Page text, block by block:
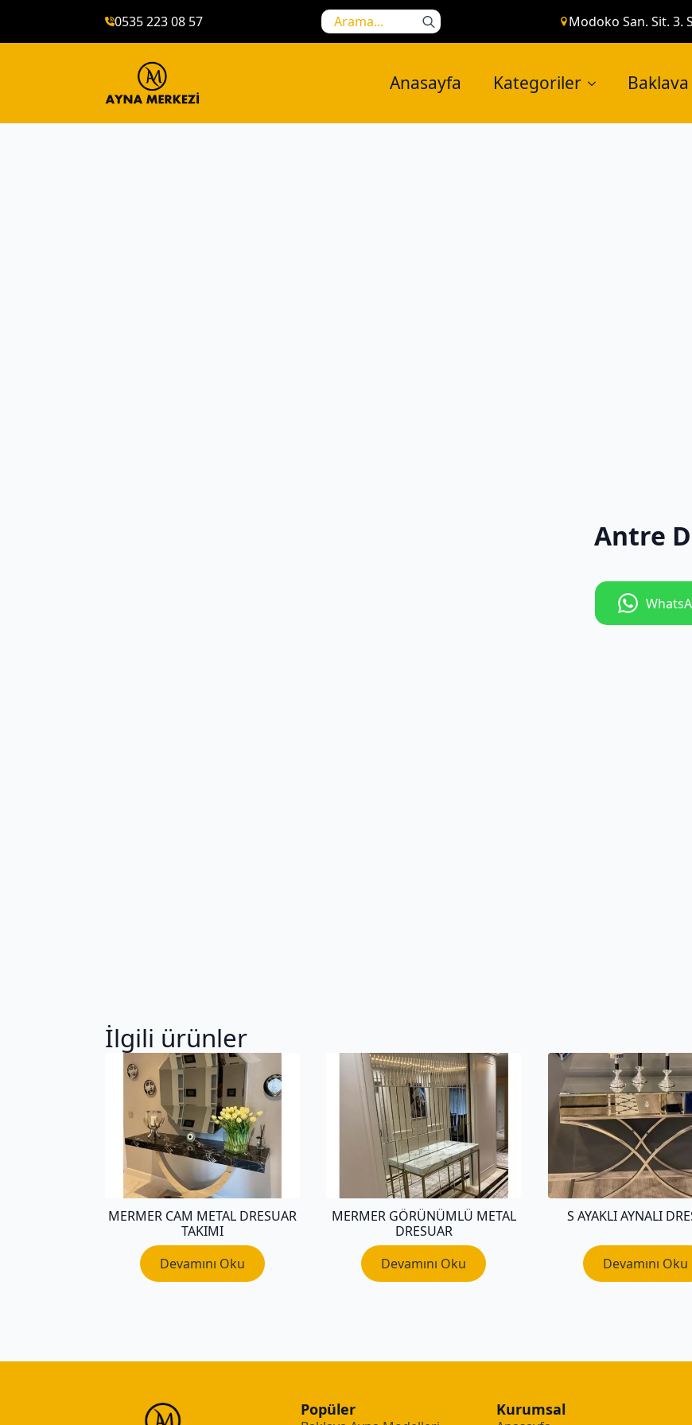
0535 223 08 57
Search
for:
Modoko San. Sit. 3.
Anasayfa Kategoriler
Antre
İlgili ürünler
MERMER CAM METAL DRESUAR
TAKIMI
Devamını Oku
MERMER GÖRÜNÜMLÜ METAL
DRESUAR
Devamını Oku
S AYAKLI AYNALI
Devamını Oku
Popüler Kurumsal